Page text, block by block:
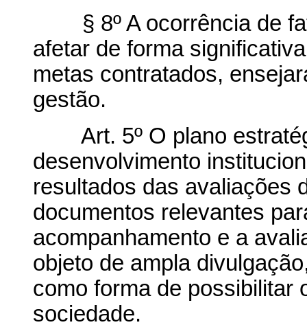
§ 8º A ocorrência de
afetar de forma
metas contratados,
gestão.
Art. 5º O plano
desenvolvimento
resultados das avaliações
documentos relevantes
acompanhamento e a
objeto de ampla
como forma de possibilitar
sociedade.